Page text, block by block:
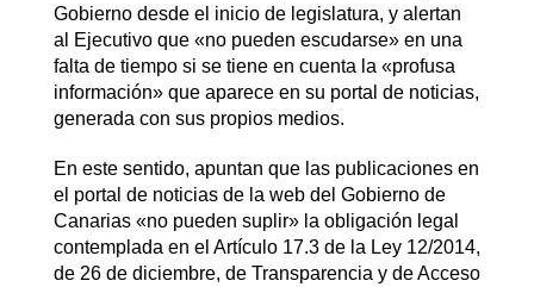
Gobierno desde el inicio de legislatura, y alertan
al Ejecutivo que «no pueden escudarse» en una
falta de tiempo si se tiene en cuenta la «profusa
información» que aparece en su portal de noticias,
generada con sus propios medios.
En este sentido, apuntan que las publicaciones en
el portal de noticias de la web del Gobierno de
Canarias «no pueden suplir» la obligación legal
contemplada en el Artículo 17.3 de la Ley 12/2014,
de 26 de diciembre, de Transparencia y de Acceso